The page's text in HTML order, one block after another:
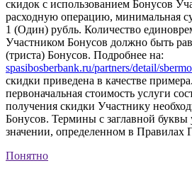
скидок с использованием Бонусов
расходную операцию, минимальная
1 (Один) рубль. Количество
Участником Бонусов должно быть
(триста) Бонусов. Подробнее на:
spasibosberbank.ru/partners/detail/
скидки приведена в качестве
первоначальная стоимость услуги
получения скидки Участнику
Бонусов. Термины с заглавной буквы
значении, определенном в Правилах
Понятно